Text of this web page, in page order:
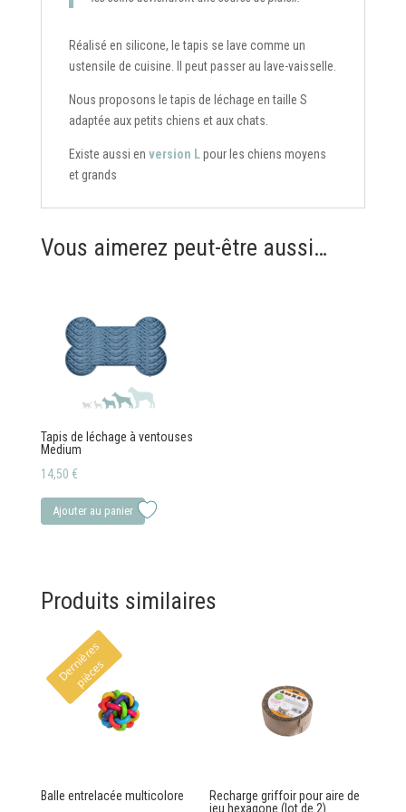
Réalisé en silicone, le tapis se lave comme un
ustensile de cuisine. Il peut passer au lave-vaisselle.
Nous proposons le tapis de léchage en taille S
adaptée aux petits chiens et aux chats.
Existe aussi en version L pour les chiens moyens
et grands
Vous aimerez peut-être aussi…
Tapis de léchage à ventouses
Medium
14,50 €
Ajouter au panier
Produits similaires
D
e
r
n
i
è
r
e
s
p
i
è
c
e
s
Balle entrelacée multicolore
Recharge griffoir pour aire de
jeu hexagone (lot de 2)